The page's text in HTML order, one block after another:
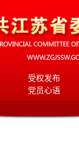
受权发布
党员心语